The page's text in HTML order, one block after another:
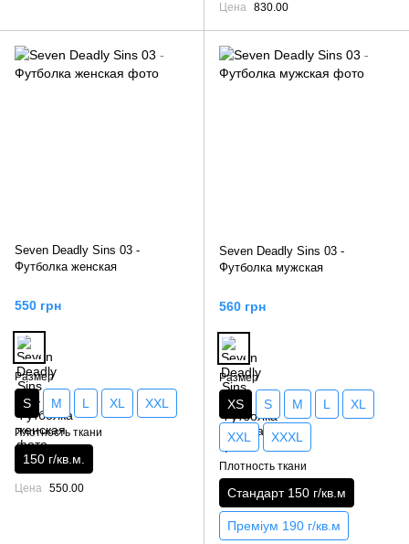
Цена 830.00
Seven Deadly Sins 03 -
Футболка женская
550 грн
Размер
S M L XL XXL
Плотность ткани
150 г/кв.м.
Цена 550.00
Seven Deadly Sins 03 -
Футболка мужская
560 грн
Размер
XS S M L XL
XXL XXXL
Плотность ткани
Стандарт 150 г/кв.м
Преміум 190 г/кв.м